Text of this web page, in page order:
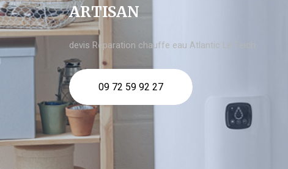
ARTISAN
devis Réparation chauffe eau Atlantic Le Teich
09 72 59 92 27